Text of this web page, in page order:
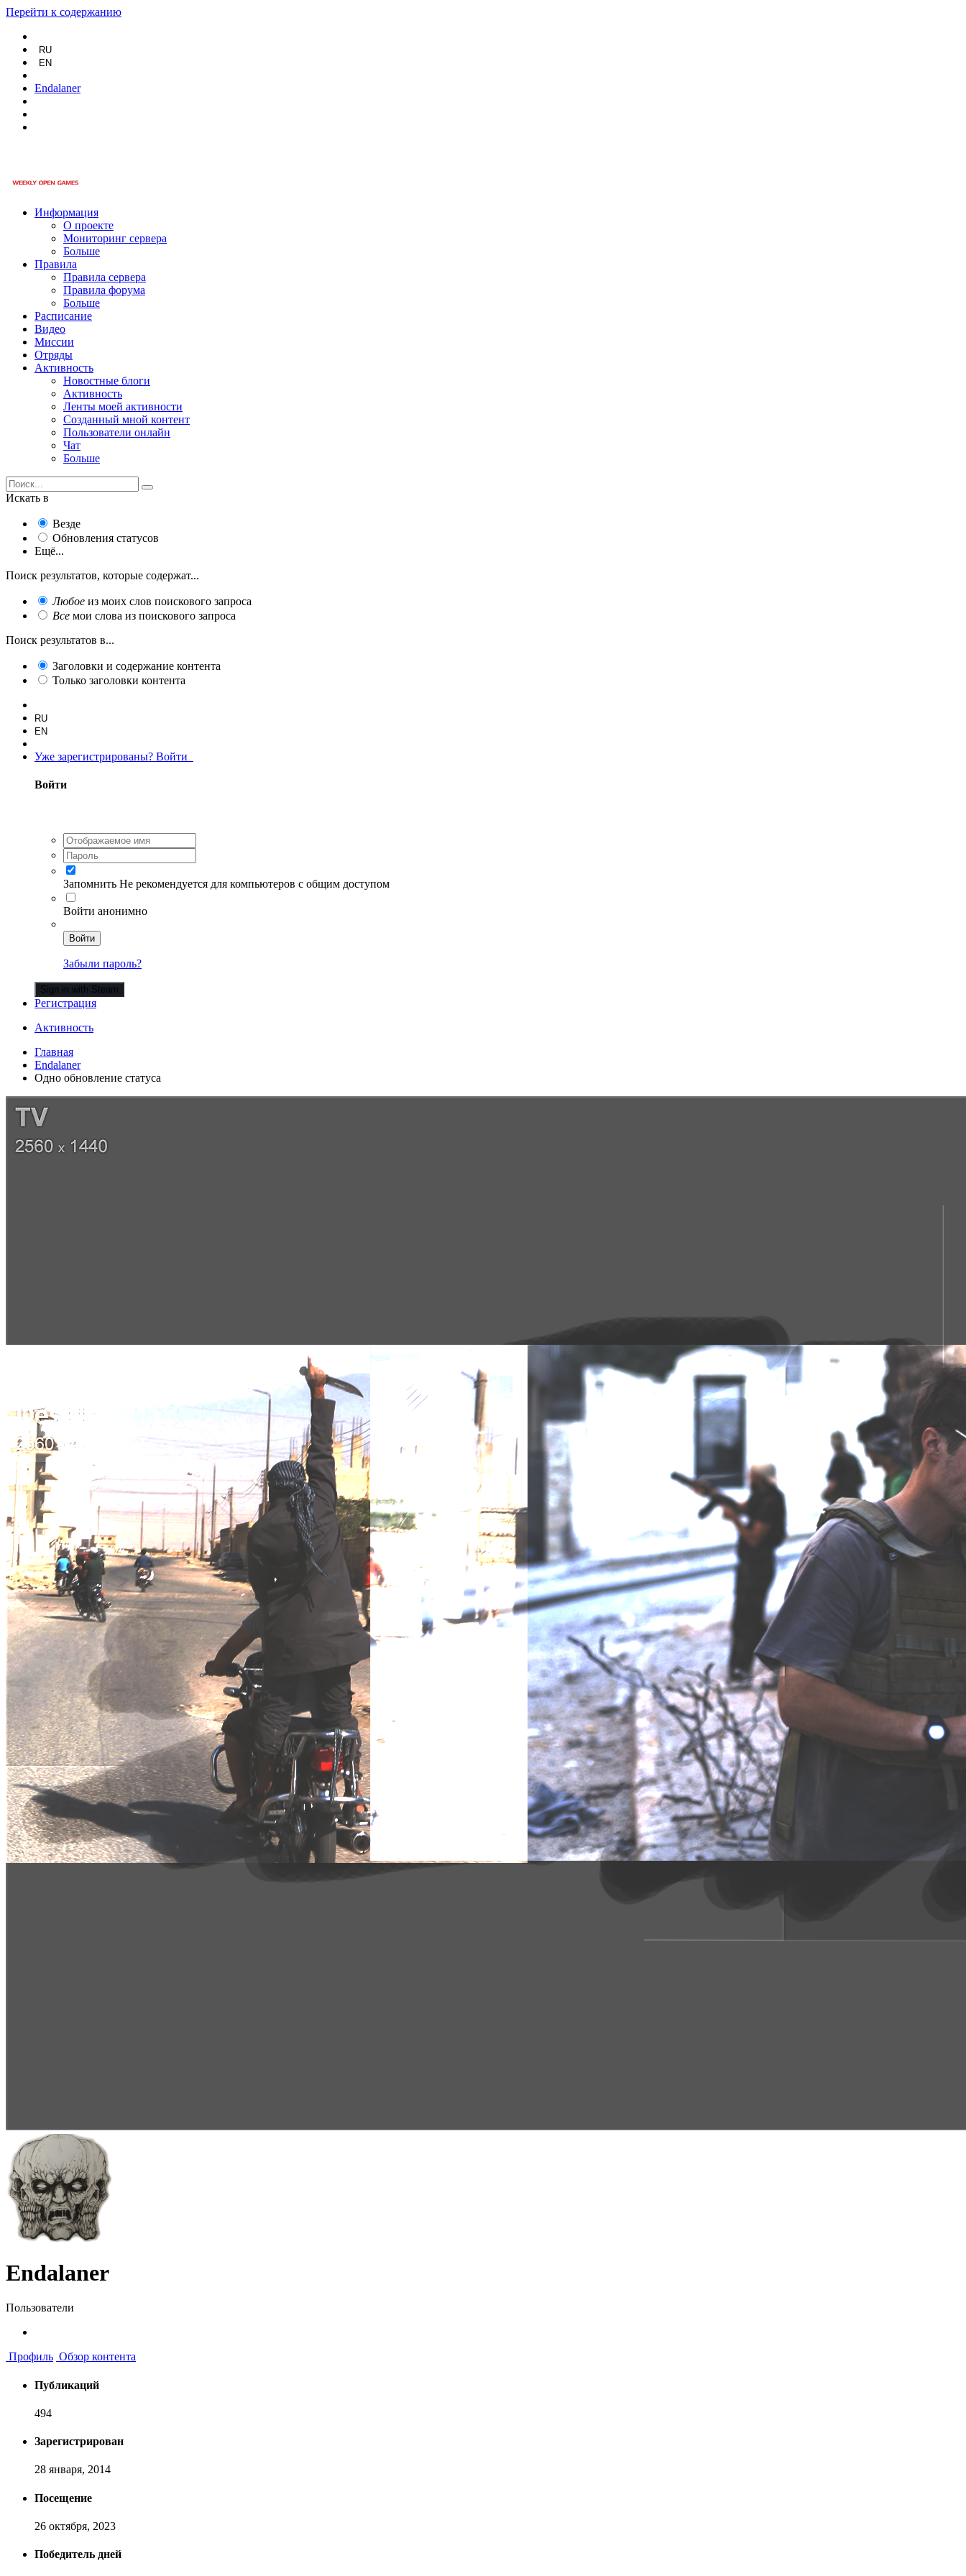
Перейти к содержанию
RU
EN
Endalaner
Информация
О проекте
Мониторинг сервера
Больше
Правила
Правила сервера
Правила форума
Больше
Расписание
Видео
Миссии
Отряды
Активность
Новостные блоги
Активность
Ленты моей активности
Созданный мной контент
Пользователи онлайн
Чат
Больше
Искать в
Везде
Обновления статусов
Ещё...
Поиск результатов, которые содержат...
Любое из моих слов поискового запроса
Все мои слова из поискового запроса
Поиск результатов в...
Заголовки и содержание контента
Только заголовки контента
RU
EN
Уже зарегистрированы? Войти
Войти
Запомнить Не рекомендуется для компьютеров с общим доступом
Войти анонимно
Войти
Забыли пароль?
Sign in with Steam
Регистрация
Активность
Главная
Endalaner
Одно обновление статуса
Endalaner
Пользователи
Профиль Обзор контента
Публикаций
494
Зарегистрирован
28 января, 2014
Посещение
26 октября, 2023
Победитель дней